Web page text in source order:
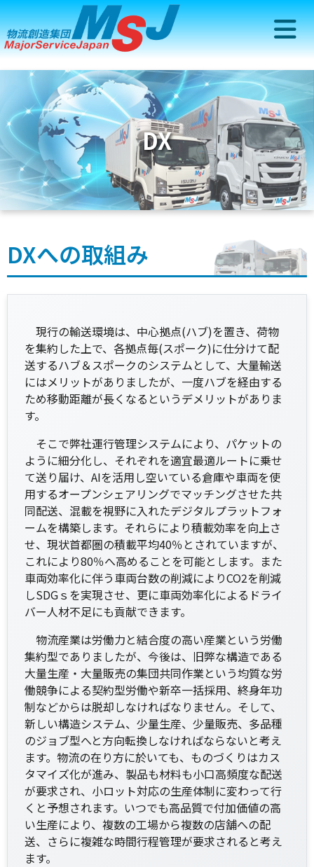
DX
DXへの取組み
現行の輸送環境は、中心拠点(ハブ)を置き、荷物
を集約した上で、各拠点毎(スポーク)に仕分けて配
送するハブ＆スポークのシステムとして、大量輸送
にはメリットがありましたが、一度ハブを経由する
ため移動距離が長くなるというデメリットがありま
す。
そこで弊社運行管理システムにより、パケットの
ように細分化し、それぞれを適宜最適ルートに乗せ
て送り届け、AIを活用し空いている倉庫や車両を使
用するオープンシェアリングでマッチングさせた共
同配送、混載を視野に入れたデジタルプラットフォ
ームを構築します。それらにより積載効率を向上さ
せ、現状首都圏の積載平均40％とされていますが、
これにより80％へ高めることを可能とします。また
車両効率化に伴う車両台数の削減によりCO2を削減
しSDGｓを実現させ、更に車両効率化によるドライ
バー人材不足にも貢献できます。
物流産業は労働力と結合度の高い産業という労働
集約型でありましたが、今後は、旧弊な構造である
大量生産・大量販売の集団共同作業という均質な労
働競争による契約型労働や新卒一括採用、終身年功
制などからは脱却しなければなりません。そして、
新しい構造システム、少量生産、少量販売、多品種
のジョブ型へと方向転換しなければならないと考え
ます。物流の在り方に於いても、ものづくりはカス
タマイズ化が進み、製品も材料も小口高頻度な配送
が要求され、小ロット対応の生産体制に変わって行
くと予想されます。いつでも高品質で付加価値の高
い生産により、複数の工場から複数の店舗への配
送、さらに複雑な時間行程管理が要求されると考え
ます。